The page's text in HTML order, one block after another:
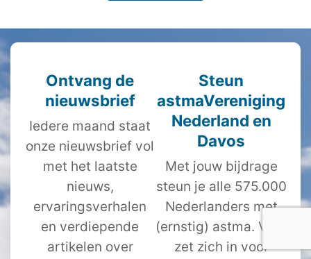
Ontvang de
nieuwsbrief
Iedere maand staat
onze nieuwsbrief vol
met het laatste
nieuws,
ervaringsverhalen
en verdiepende
artikelen over
Steun
astmaVereniging
Nederland en
Davos
Met jouw bijdrage
steun je alle 575.000
Nederlanders met
(ernstig) astma. VND
zet zich in voor